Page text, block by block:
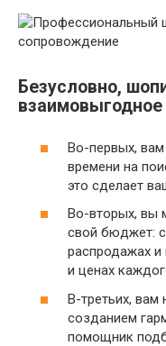
Безусловно,
Во-первых, вам
времени на
это сделает
Во-вторых, вы
свой бюджет:
распродажах и
и ценах
В-третьих, вам
созданием
помощник